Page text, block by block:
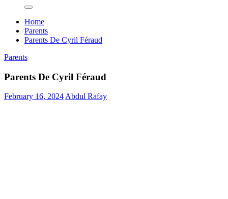
Home
Parents
Parents De Cyril Féraud
Parents
Parents De Cyril Féraud
February 16, 2024Abdul Rafay